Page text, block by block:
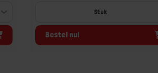
Bestel nu!